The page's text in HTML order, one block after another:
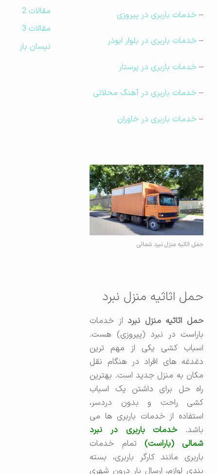
خدمات باربری در پیروزی
خدمات باربری در بلوار ابوذر
خدمات باربری در پرستار
خدمات باربری در آهنگ محلاتی
خدمات باربری در خاوران
حمل اثاثیه منزل نبرد شمالی
حمل اثاثیه منزل نبرد
حمل اثاثیه منزل نبرد از خدمات
باراست در نبرد (پیروزی) هست.
اسباب کشی یکی از مهم ترین
دغدغه های افراد در هنگام نقل
مکان به منزل جدید است. بهترین
راه حل برای داشتن یک اسباب
کشی راحت و بدون دردسر،
استفاده از خدمات باربری ها می
باشد.خدمات باربری در نبرد
شمالی (باراست)
تمام خدمات
باربری مانند کارگر باربری، بسته
بندی لوازم، ارسال بار درون شهری
مقالات 2
مقالات 3
نیسان بار